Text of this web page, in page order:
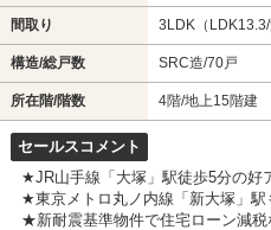
間取り 3LDK（LDK13.3/
構造/総戸数 SRC造/70戸
所在階/階数 4階/地上15階建
セールスコメント
★JR山手線「大塚」駅徒歩5分の好
★東京メトロ丸ノ内線「新大塚」駅
★新耐震基準物件で住宅ローン減税